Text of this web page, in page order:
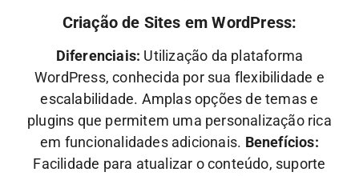
Criação de Sites em WordPress:
Diferenciais: Utilização da plataforma
WordPress, conhecida por sua flexibilidade e
escalabilidade. Amplas opções de temas e
plugins que permitem uma personalização rica
em funcionalidades adicionais. Benefícios:
Facilidade para atualizar o conteúdo, suporte